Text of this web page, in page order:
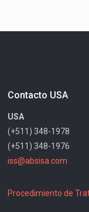
Contacto USA
USA
(+511) 348-1978
(+511) 348-1976
iss@absisa.com
Procedimiento de